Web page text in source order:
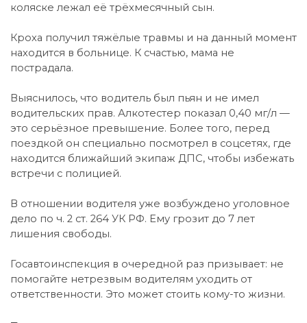
коляске лежал её трёхмесячный сын.
Кроха получил тяжёлые травмы и на данный момент
находится в больнице. К счастью, мама не
пострадала.
Выяснилось, что водитель был пьян и не имел
водительских прав. Алкотестер показал 0,40 мг/л —
это серьёзное превышение. Более того, перед
поездкой он специально посмотрел в соцсетях, где
находится ближайший экипаж ДПС, чтобы избежать
встречи с полицией.
В отношении водителя уже возбуждено уголовное
дело по ч. 2 ст. 264 УК РФ. Ему грозит до 7 лет
лишения свободы.
Госавтоинспекция в очередной раз призывает: не
помогайте нетрезвым водителям уходить от
ответственности. Это может стоить кому-то жизни.